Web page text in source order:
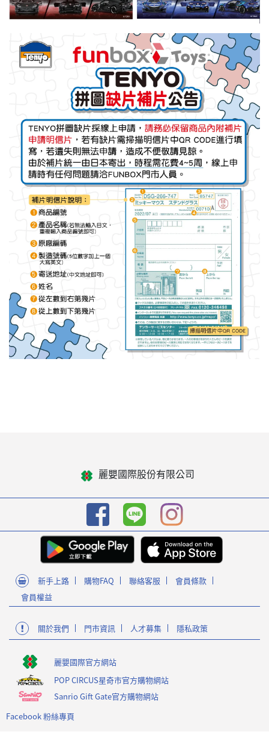
麗嬰國際股份有限公司
新手上路 購物FAQ 聯絡客服
會員條款
會員權益
關於我們 門市資訊 人才募集 隱私政策
麗嬰國際官方網站
POP CIRCUS星奇市官方購物網站
Sanrio Gift Gate官方購物網站
Facebook 粉絲專頁